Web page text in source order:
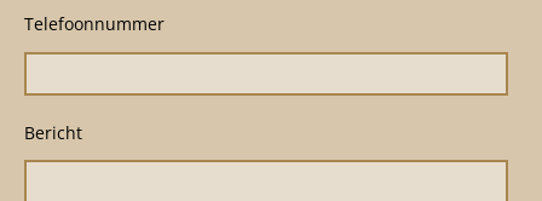
Telefoonnummer
Bericht